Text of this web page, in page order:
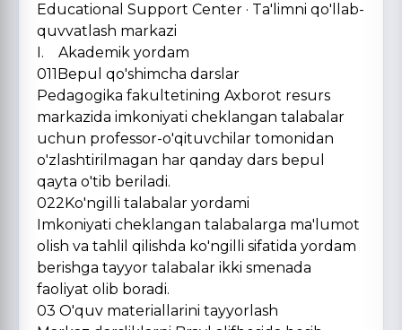
Educational Support Center · Ta'limni qo'llab-
quvvatlash markazi
I. Akademik yordam
011Bepul qo'shimcha darslar
Pedagogika fakultetining Axborot resurs
markazida imkoniyati cheklangan talabalar
uchun professor-o'qituvchilar tomonidan
o'zlashtirilmagan har qanday dars bepul
qayta o'tib beriladi.
022Ko'ngilli talabalar yordami
Imkoniyati cheklangan talabalarga ma'lumot
olish va tahlil qilishda ko'ngilli sifatida yordam
berishga tayyor talabalar ikki smenada
faoliyat olib boradi.
03 O'quv materiallarini tayyorlash